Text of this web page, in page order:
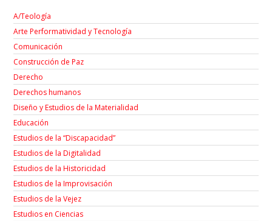
A/Teología
Arte Performatividad y Tecnología
Comunicación
Construcción de Paz
Derecho
Derechos humanos
Diseño y Estudios de la Materialidad
Educación
Estudios de la “Discapacidad”
Estudios de la Digitalidad
Estudios de la Historicidad
Estudios de la Improvisación
Estudios de la Vejez
Estudios en Ciencias